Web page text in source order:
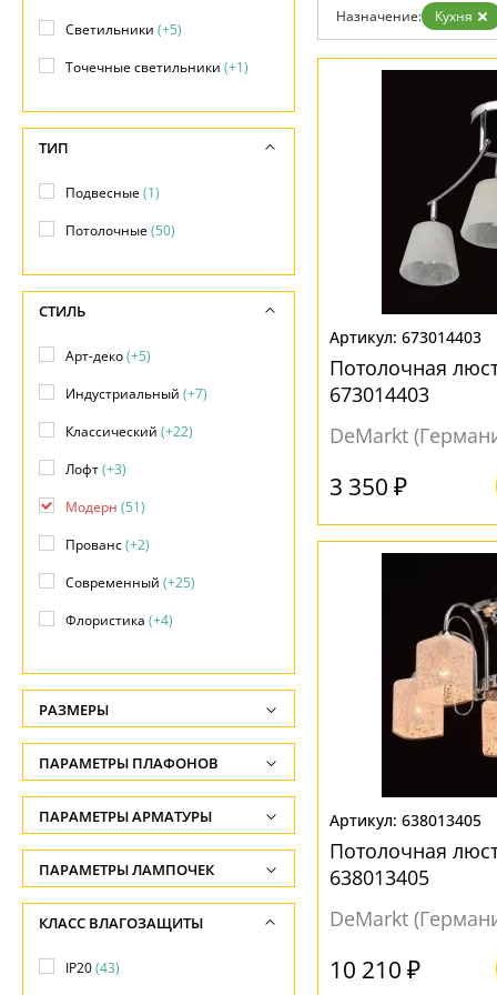
Отзывы
Дизайнерам
Контакты
Назначение: Кухня
673014403
Потолочная
673014403
DeMarkt
3 350 ₽
638013405
Потолочная
638013405
DeMarkt
10 210 ₽
Светильники (+5)
Точечные светильники (+1)
ТИП
Подвесные(1)
Потолочные(50)
СТИЛЬ
Арт-деко(+5)
Индустриальный (+7)
Классический (+22)
Лофт(+3)
Модерн (51)
Прованс(+2)
Современный (+25)
Флористика (+4)
РАЗМЕРЫ
Высота, см
-
Ширина, см
-
Диаметр врезного отверстия, см
-
Диаметр, см
ПАРАМЕТРЫ ПЛАФОНОВ
ФОРМА ПЛАФОНА
Декоративный(6)
Конус(12)
Куб(1)
Овал(1)
ПАРАМЕТРЫ АРМАТУРЫ
ЦВЕТ АРМАТУРЫ
Белый(6)
ПАРАМЕТРЫ ЛАМПОЧЕК
Количество ламп
-
Общая мощность ламп
КЛАСС ВЛАГОЗАЩИТЫ
IP20(43)